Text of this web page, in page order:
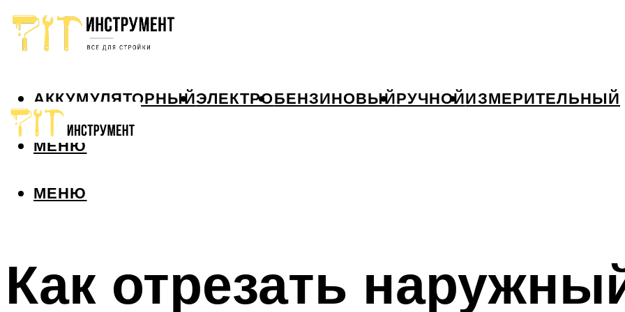
АККУМУЛЯТОРНЫЙЭЛЕКТРОБЕНЗИНОВЫЙРУЧНОЙИЗМЕРИТЕЛЬНЫЙ
МЕНЮ
МЕНЮ
Как отрезать